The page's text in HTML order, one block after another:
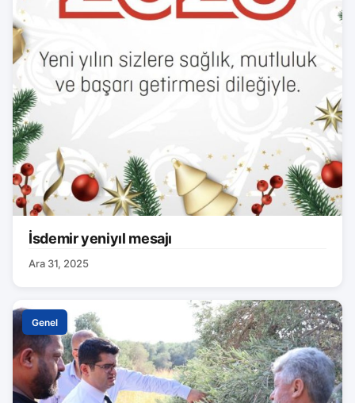
İsdemir yeniyıl mesajı
Ara 31, 2025
Genel